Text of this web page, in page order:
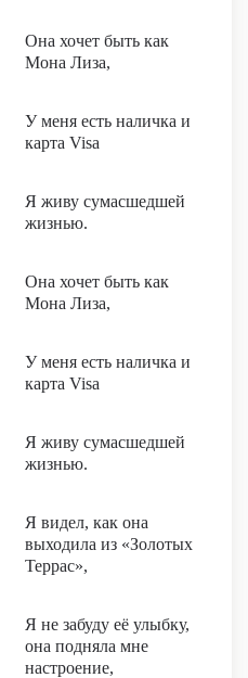
Она хочет быть как
Мона Лиза,
У меня есть наличка и
карта Visa
Я живу сумасшедшей
жизнью.
Она хочет быть как
Мона Лиза,
У меня есть наличка и
карта Visa
Я живу сумасшедшей
жизнью.
Я видел, как она
выходила из «Золотых
Террас»,
Я не забуду её улыбку,
она подняла мне
настроение,